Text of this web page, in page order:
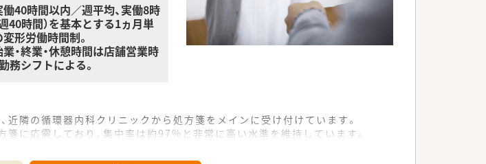
40時間以内／週平均、実働8時
40時間）を基本とする1ヵ月単
形労働時間制。
・終業・休憩時間は店舗営業時
務シフトによる。
隣の循環器内科クリニックから処方箋をメインに受け付けています。
に応需しており、集中率は約97%と非常に高い水準を維持しています。